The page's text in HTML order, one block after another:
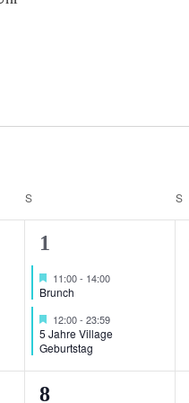
S S
2
Veranstaltungen,
1
Hervorgehoben
11:00- 14:00
Brunch
Hervorgehoben
12:00-23:59
5 Jahre Village
Geburtstag
2
8